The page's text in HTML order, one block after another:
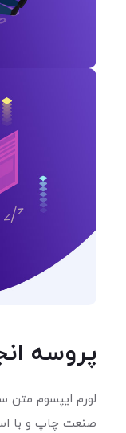
پروسه
لورم ایپسوم متن
صنعت چاپ و با